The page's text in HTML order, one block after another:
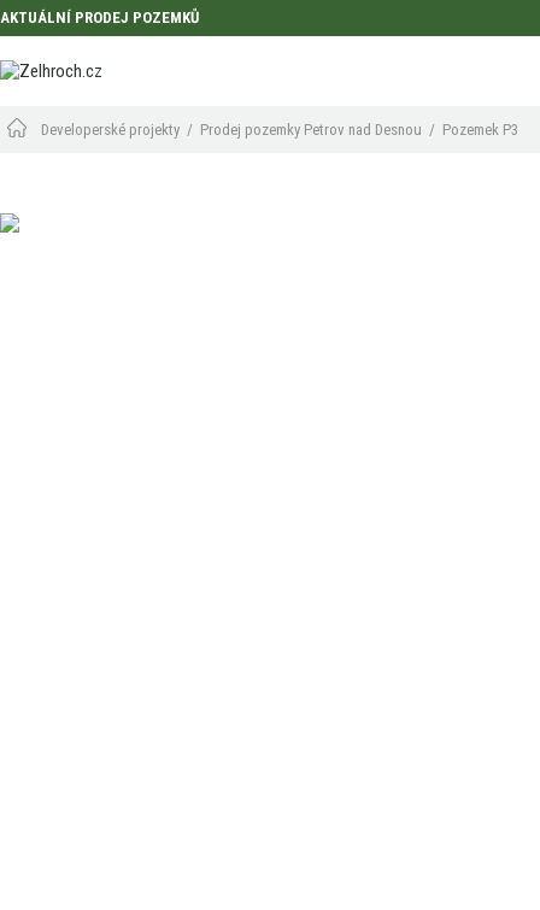
AKTUÁLNÍ PRODEJ POZEMKŮ
Developerské projekty / Prodej pozemky Petrov nad Desnou / Pozemek P3